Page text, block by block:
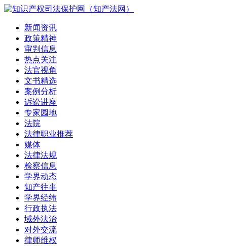
新闻资讯
政策精神
审判信息
热点关注
法官视角
文书精选
案例分析
诉讼讲座
专家园地
法院
法律职业推荐
媒体
法律法规
检察信息
学界动态
知产往事
学界经纬
行政执法
域外法治
对外交流
律师维权